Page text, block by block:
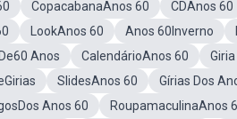
CopacabanaAnos 60 CDAnos 60
LookAnos 60 Anos 60Inverno
Anos
CalendárioAnos 60
SlidesAnos 60 Gírias Dos
Anos 60
RoupamaculinaAnos